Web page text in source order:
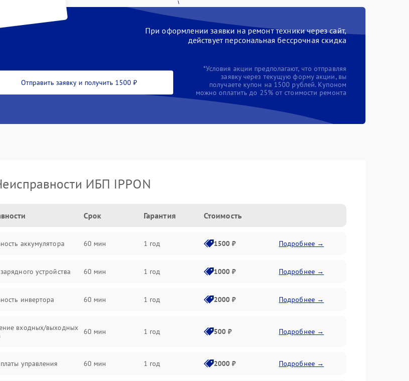
При оформлении заявки на ремонт техники через сайт,
действует персональная бессрочная скидка
Отправить заявку и получить 1500 ₽
*Условия акции предполагают, что отправляя
заявку через текущую форму акции, вы
получаете купон на 1500 рублей. Купоном
можно оплатить до 25% от стоимости ремонта
ИБП IPPON
Срок Гарантия Стоимость
аккумулятора 60 мин 1 год 1500 ₽ Подробнее →
устройства 60 мин 1 год 1000 ₽ Подробнее →
инвертора 60 мин 1 год 2000 ₽ Подробнее →
входных/выходных
60 мин 1 год 500 ₽ Подробнее →
управления 60 мин 1 год 2000 ₽ Подробнее →